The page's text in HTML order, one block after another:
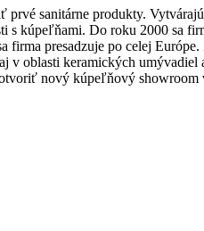
sanitárne produkty.
kúpeľňami. Do roku 2000 sa
presadzuje po celej
oblasti keramických umývadiel
nový kúpeľňový showroom